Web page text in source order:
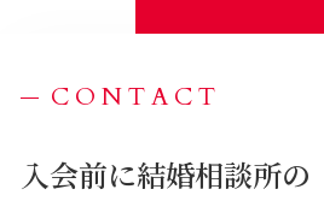
CONTACT
入会前に結婚相談所の